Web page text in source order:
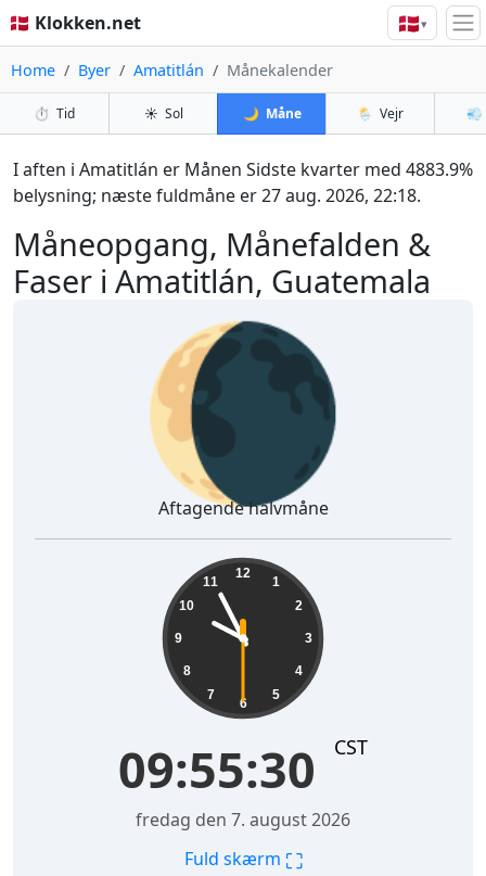
🇩🇰 Klokken.net 🇩🇰▾
Home Byer Amatitlán Månekalender
⏱️ Tid ☀️ Sol 🌙 Måne 🌦️ Vejr 💨
Måneopgang, Månefalden &
Faser i Amatitlán, Guatemala
I aften i Amatitlán er Månen Sidste kvarter med 4883.9%
belysning; næste fuldmåne er 27 aug. 2026, 22:18.
🌘
Aftagende halvmåne
12
1
2
3
4
5
6
7
8
9
10
11
09:55:30 CST
fredag den 7. august 2026
Fuld skærm ⛶